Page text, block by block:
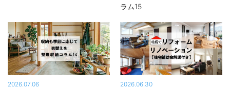
ラム15
2026.07.06 2026.06.30